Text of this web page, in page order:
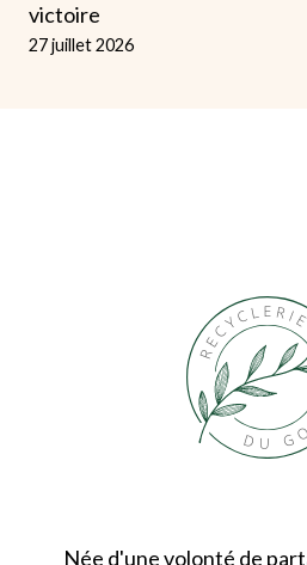
victoire
27 juillet 2026
Née d'une volonté de